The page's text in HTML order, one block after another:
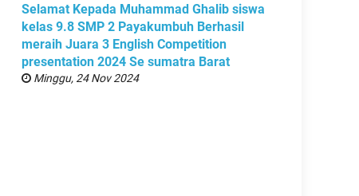
Selamat Kepada Muhammad Ghalib siswa
kelas 9.8 SMP 2 Payakumbuh Berhasil
meraih Juara 3 English Competition
presentation 2024 Se sumatra Barat
Minggu, 24 Nov 2024